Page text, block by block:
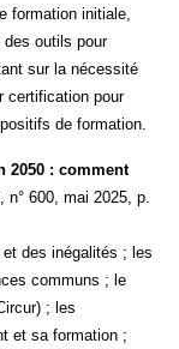
formation initiale,
outils pour
sur la nécessité
certification pour
de formation.
2050 : comment
n° 600, mai 2025, p.
des inégalités ; les
communs ; le
; les
et sa formation ;